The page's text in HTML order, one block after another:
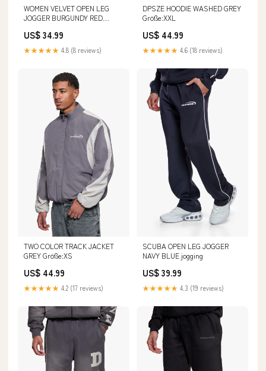
WOMEN VELVET OPEN LEG
JOGGER BURGUNDY RED
US$ 34.99
★★★★★ 4.8 (8 reviews)
DPSZE HOODIE WASHED GREY
Größe:XXL
US$ 44.99
★★★★★ 4.6 (18 reviews)
TWO COLOR TRACK JACKET
GREY Größe:XS
US$ 44.99
★★★★★ 4.2 (17 reviews)
SCUBA OPEN LEG JOGGER
NAVY BLUE jogging
US$ 39.99
★★★★★ 4.3 (19 reviews)